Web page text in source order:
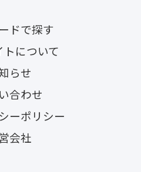
ドで探す
トについて
らせ
合わせ
ーポリシー
会社